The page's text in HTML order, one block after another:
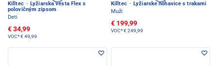
Killtec · Lyžiarska vesta Flex s
polovičným zipsom
Deti
€ 34,99
VOC*€ 49,99
Killtec · Lyžiarske nohavice s trakami
Muži
€ 199,99
VOC*€ 249,99